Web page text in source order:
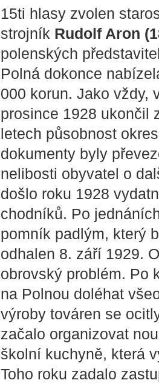
15ti hlasy zvolen
strojník Rudolf Aron
polenských
Polná dokonce
000 korun. Jako vždy,
prosince 1928 ukončil
letech působnost
dokumenty byly
nelibosti obyvatel o
došlo roku 1928
chodníků. Po
pomník padlým, který
odhalen 8. září 1929.
obrovský problém. Po
na Polnou doléhat
výroby továren se
začalo organizovat
školní kuchyně, která
Toho roku zadalo